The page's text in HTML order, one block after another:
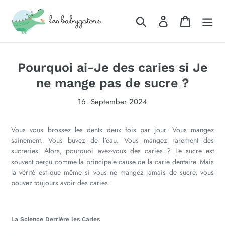
Inhalt
Suchen Einloggen
Pourquoi ai-Je des caries si Je
ne mange pas de sucre ?
16. September 2024
Vous vous brossez les dents deux fois par jour. Vous mangez
sainement. Vous buvez de l'eau. Vous mangez rarement des
sucreries. Alors, pourquoi avez-vous des caries ? Le sucre est
souvent perçu comme la principale cause de la carie dentaire. Mais
la vérité est que même si vous ne mangez jamais de sucre, vous
pouvez toujours avoir des caries.
La Science Derrière les Caries